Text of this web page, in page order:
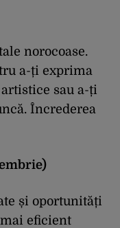
norocoase.
a-ți exprima
sau a-ți
Încrederea
și oportunități
eficient